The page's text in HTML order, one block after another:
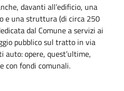
davanti all’edificio, una
e una struttura (di circa 250
dal Comune a servizi ai
pubblico sul tratto in via
auto: opere, quest’ultime,
con fondi comunali.